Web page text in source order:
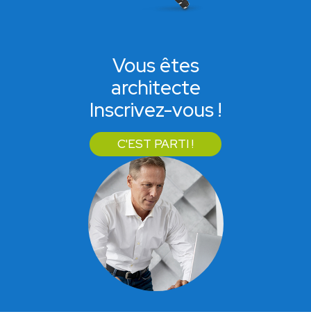
Vous êtes
architecte
Inscrivez-vous !
C'EST PARTI !